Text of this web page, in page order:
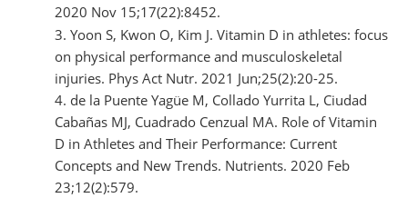
2020 Nov 15;17(22):8452.
Yoon S, Kwon O, Kim J. Vitamin D in athletes: focus
on physical performance and musculoskeletal
injuries. Phys Act Nutr. 2021 Jun;25(2):20-25.
de la Puente Yagüe M, Collado Yurrita L, Ciudad
Cabañas MJ, Cuadrado Cenzual MA. Role of Vitamin
D in Athletes and Their Performance: Current
Concepts and New Trends. Nutrients. 2020 Feb
23;12(2):579.